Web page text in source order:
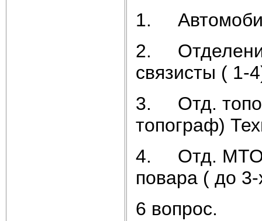
1.
2.
связисты ( 1-
3. Отд.
топограф)
4. Отд. МТО
повара ( до 3-
6 вопрос.